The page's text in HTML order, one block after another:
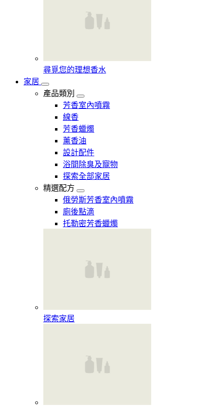
尋覓您的理想香水​
家居
產品類別
芳香室內噴霧
線香
芳香蠟燭
薰香油
設計配件
浴間除臭及寵物
探索全部家居
精選配方
俄勞斯芳香室內噴霧
廁後點滴
托勒密芳香蠟燭
探索家居